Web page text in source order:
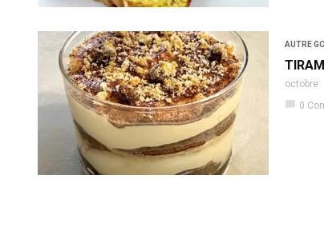
AUTRE
octobre
chat_bubble 0